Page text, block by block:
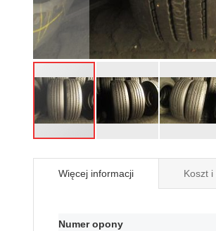
na
początekWięcej informacji
Więcej
Numer opony
Koszt i